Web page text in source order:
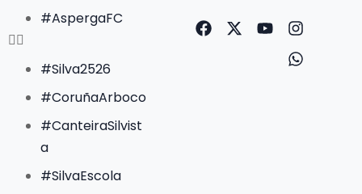
#AspergaFC
#Silva2526
#CoruñaArboco
#CanteiraSilvist
a
#SilvaEscola